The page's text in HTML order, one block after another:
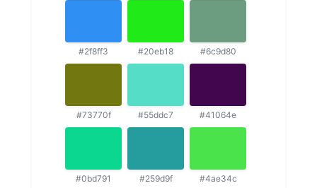
#2f8ff3 #20eb18 #6c9d80
#73770f #55ddc7 #41064e
#0bd791 #259d9f #4ae34c